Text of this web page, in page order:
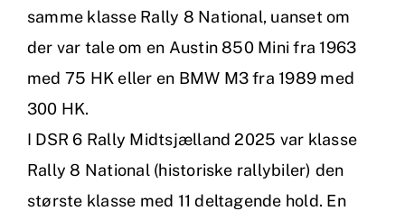
samme klasse Rally 8 National, uanset om
der var tale om en Austin 850 Mini fra 1963
med 75 HK eller en BMW M3 fra 1989 med
300 HK.
I DSR 6 Rally Midtsjælland 2025 var klasse
Rally 8 National (historiske rallybiler) den
største klasse med 11 deltagende hold. En